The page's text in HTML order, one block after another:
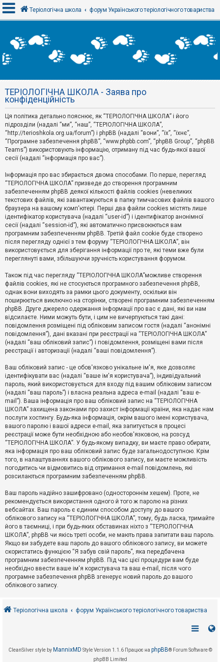
х
і
Р
е
с
т
р
а
ц
і
я
Т
е
м
и
б
е
з
в
і
д
о
і
д
е
й
А
т
и
в
е
м
и
П
о
ш
у
Д
о
м
о
г
Теріологічна школа форум Українського теріологічного товариства
ТЕРІОЛОГІЧНА ШКОЛА - Заява про
конфіденційність
Ця політика детально пояснює, як “ТЕРІОЛОГІЧНА ШКОЛА” і його
підрозділи (надалі “ми”, “наш”, “ТЕРІОЛОГІЧНА ШКОЛА”,
“http://terioshkola.org.ua/forum”) і phpBB (надалі “вони”, “їх”, “їхнє”,
“Програмне забезпечення phpBB”, “www.phpbb.com”, “phpBB Group”, “phpBB
Teams”) використовують інформацію, отриману під час будь-якої вашої
сесії (надалі “інформація про вас”).
Інформація про вас збирається двома способами. По перше, перегляд
“ТЕРІОЛОГІЧНА ШКОЛА” призведе до створення програмним
забезпеченням phpBB деякої кількості файлів cookies (невеликих
текстових файлів, які завантажуються в папку тимчасових файлів вашого
браузера на вашому комп'ютері. Перші два файли cookies містять лише
ідентифікатор користувача (надалі “user-id”) і ідентифікатор анонімної
сесії (надалі “session-id”), які автоматично присвоюються вам
програмним забезпеченням phpBB. Третій файл cookie буде створено
після перегляду однієї з тем форуму “ТЕРІОЛОГІЧНА ШКОЛА”, він
використовується для зберігання інформації про те, які теми вже були
переглянуті вами, збільшуючи зручність користування форумом.
Також під час перегляду “ТЕРІОЛОГІЧНА ШКОЛА”можливе створення
файлів cookies, які не стосуються програмного забезпечення phpBB,
однак вони виходять за рамки цього документу, оскільки він
поширюється виключно на сторінки, створені програмним забезпеченням
phpBB. Друге джерело одержання інформації про вас є дані, які ви нам
відсилаєте. Ними можуть бути, і цим не вичерпуються такі дані:
повідомлення розміщені під обліковим записом гостя (надалі “анонімні
повідомлення”), дані вказані при реєстрації на “ТЕРІОЛОГІЧНА ШКОЛА”
(надалі “ваш обліковий запис”) і повідомлення, розміщені вами після
реєстрації і авторизації (надалі “ваші повідомлення”).
Ваш обліковий запис - це обов'язково унікальне ім'я, яке дозволяє
ідентифікувати вас (надалі “ваше ім'я користувача”), індивідуальний
пароль, який використовується для входу під вашим обліковим записом
(надалі “ваш пароль”) і власна реальна адреса e-mail (надалі “ваш e-
mail”). Ваша інформація про ваш обліковий запис на “ТЕРІОЛОГІЧНА
ШКОЛА” захищена законами про захист інформації країни, яка надає нам
послуги хостингу. Будь-яка інформація, окрім вашого імені користувача,
вашого паролю і вашої адреси e-mail, яка запитується в процесі
реєстрації може бути необхідною або необов'язковою, на розсуд
“ТЕРІОЛОГІЧНА ШКОЛА”. У будь-якому випадку, ви маєте право обирати,
яка інформація про ваш обліковий запис буде загальнодоступною. Крім
того, в налаштуваннях вашого облікового запису, ви маєте можливість
погодитись чи відмовитись від отримання e-mail повідомлень, які
розсилаються програмним забезпеченням phpBB.
Ваш пароль надійно зашифровано (одностороннім хешем). Проте, не
рекомендується використання одного й того ж паролю на різних
вебсайтах. Ваш пароль є єдиним способом доступу до вашого
облікового запису на “ТЕРІОЛОГІЧНА ШКОЛА”, тому, будь ласка, тримайте
його в таємниці, і при будь-яких обставинах ніхто з “ТЕРІОЛОГІЧНА
ШКОЛА”, phpBB чи якісь треті особи, не мають права запитати ваш пароль.
Якщо ви забудете ваш пароль до вашого облікового запису, ви можете
скористатись функцією “Я забув свій пароль”, яка передбачена
програмним забезпеченням phpBB. Під час цієї процедури вам буде
необхідно ввести ваше ім'я користувача та ваш e-mail, після чого
програмне забезпечення phpBB згенерує новий пароль до вашого
облікового запису.
Теріологічна школа форум Українського теріологічного товариства
CleanSilver style by MannixMD Style Version 1.1.6 Працює на phpBB® Forum Software ©
phpBB Limited